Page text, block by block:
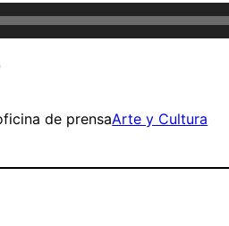
de prensaArte y Cultura